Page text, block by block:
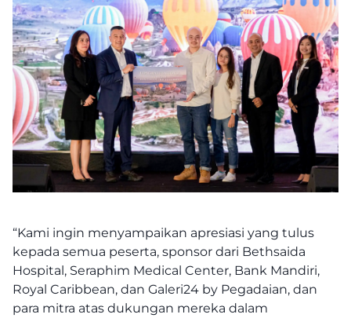
“Kami ingin menyampaikan apresiasi yang tulus
kepada semua peserta, sponsor dari Bethsaida
Hospital, Seraphim Medical Center, Bank Mandiri,
Royal Caribbean, dan Galeri24 by Pegadaian, dan
para mitra atas dukungan mereka dalam